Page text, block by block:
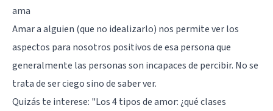
ama
Amar a alguien (que no idealizarlo) nos permite ver los
aspectos para nosotros positivos de esa persona que
generalmente las personas son incapaces de percibir. No se
trata de ser ciego sino de saber ver.
Quizás te interese: "Los 4 tipos de amor: ¿qué clases